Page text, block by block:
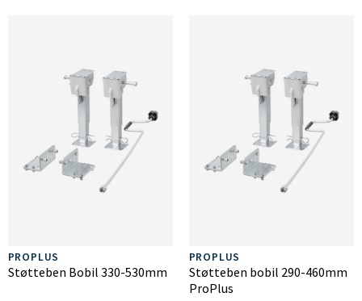
PROPLUS
Støtteben Bobil 330-530mm
PROPLUS
Støtteben bobil 290-460mm
ProPlus